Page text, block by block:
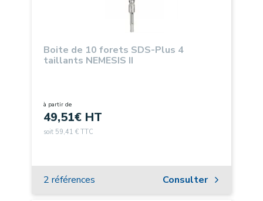
Boite de 10 forets SDS-Plus 4
taillants NEMESIS II
à partir de
49,51€ HT
soit 59,41 € TTC
2 références Consulter